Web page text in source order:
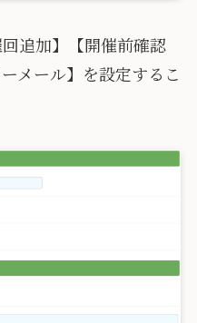
追加】【開催前確認
メール】を設定するこ